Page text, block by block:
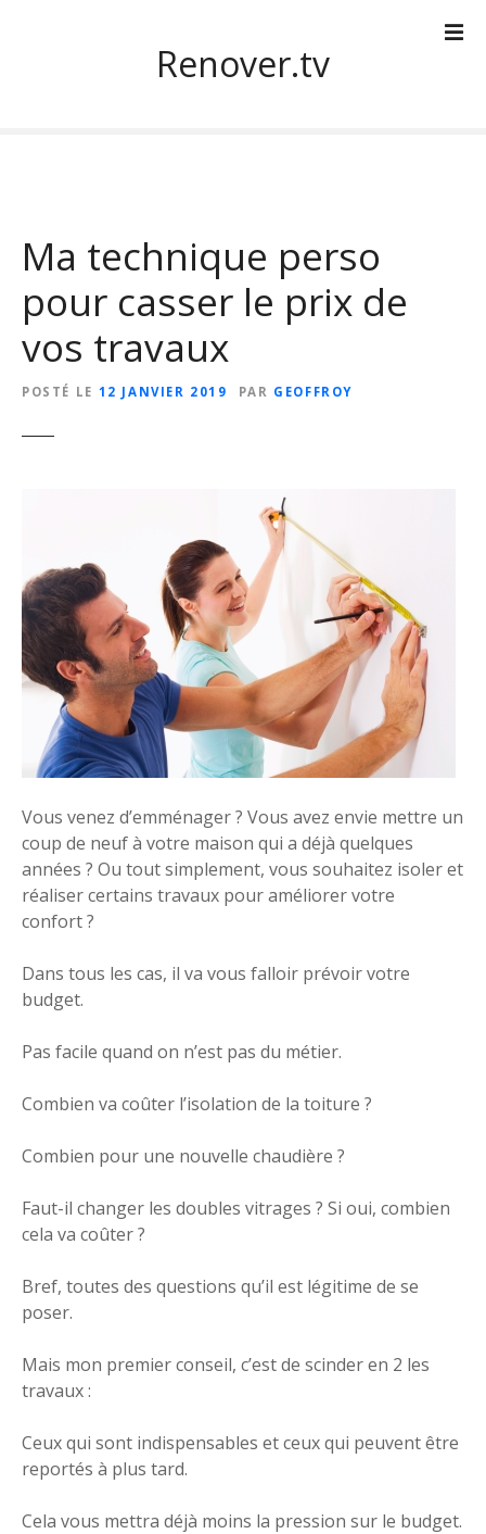
Renover.tv
Ma technique perso
pour casser le prix de
vos travaux
POSTÉ LE 12 JANVIER 2019 PAR GEOFFROY
Vous venez d’emménager ? Vous avez envie mettre un
coup de neuf à votre maison qui a déjà quelques
années ? Ou tout simplement, vous souhaitez isoler et
réaliser certains travaux pour améliorer votre
confort ?
Dans tous les cas, il va vous falloir prévoir votre
budget.
Pas facile quand on n’est pas du métier.
Combien va coûter l’isolation de la toiture ?
Combien pour une nouvelle chaudière ?
Faut-il changer les doubles vitrages ? Si oui, combien
cela va coûter ?
Bref, toutes des questions qu’il est légitime de se
poser.
Mais mon premier conseil, c’est de scinder en 2 les
travaux :
Ceux qui sont indispensables et ceux qui peuvent être
reportés à plus tard.
Cela vous mettra déjà moins la pression sur le budget.